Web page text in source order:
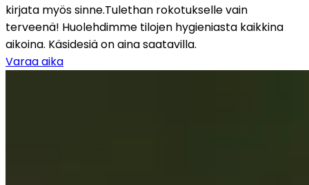
kirjata myös sinne.Tulethan rokotukselle vain
terveenä! Huolehdimme tilojen hygieniasta kaikkina
aikoina. Käsidesiä on aina saatavilla.
Varaa aika